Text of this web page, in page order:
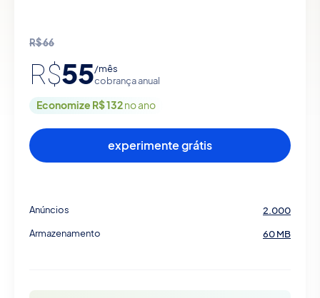
R$66
R$55/mês
cobrança anual
Economize R$ 132no ano
experimente grátis
Anúncios
2.000
Armazenamento
60 MB